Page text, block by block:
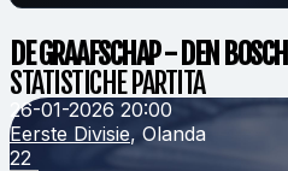
DE GRAAFSCHAP - DEN BOSCH
STATISTICHE PARTITA
26-01-2026 20:00
Eerste Divisie, Olanda
22